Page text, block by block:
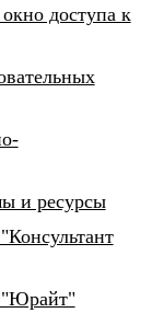
доступа к
и ресурсы
"Юрайт"